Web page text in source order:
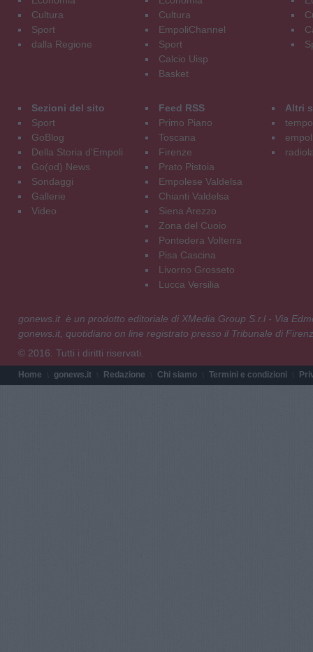
Cultura
Sport
dalla Regione
Cultura
EmpoliChannel
Sport
Calcio Uisp
Basket
Sezioni del sito
Sport
GoBlog
Della Storia d'Empoli
Go(od) News
Sondaggi
Gallerie
Video
Feed RSS
Primo Piano
Toscana
Firenze
Prato Pistoia
Empolese Valdelsa
Chianti Valdelsa
Siena Arezzo
Zona del Cuoio
Pontedera Volterra
Pisa Cascina
Livorno Grosseto
Lucca Versilia
Altri
gonews.it è un prodotto editoriale di XMedia Group S.r.l - Via
gonews.it, quotidiano on line registrato presso il Tribunale di
© 2016. Tutti i diritti riservati.
Home gonews.it Redazione Chi siamo Termini e condizioni